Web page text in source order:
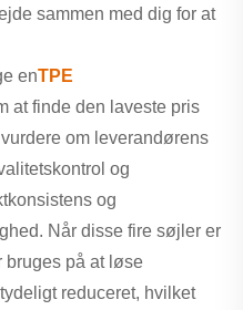
sammen med dig for at
enTPE
at finde den laveste pris
om leverandørens
og
og
Når disse fire søjler er
bruges på at løse
reduceret, hvilket